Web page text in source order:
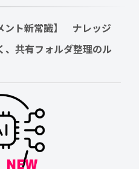
ント新常識】　ナレッジ
、共有フォルダ整理のル